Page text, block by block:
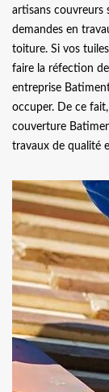
artisans couvreurs
demandes en
toiture. Si vos
faire la réfection
entreprise
occuper. De ce
couverture
travaux de qualité